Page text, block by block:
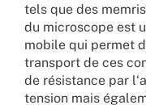
tels que des
du microscope est
mobile qui permet
transport de ces
de résistance par
tension mais